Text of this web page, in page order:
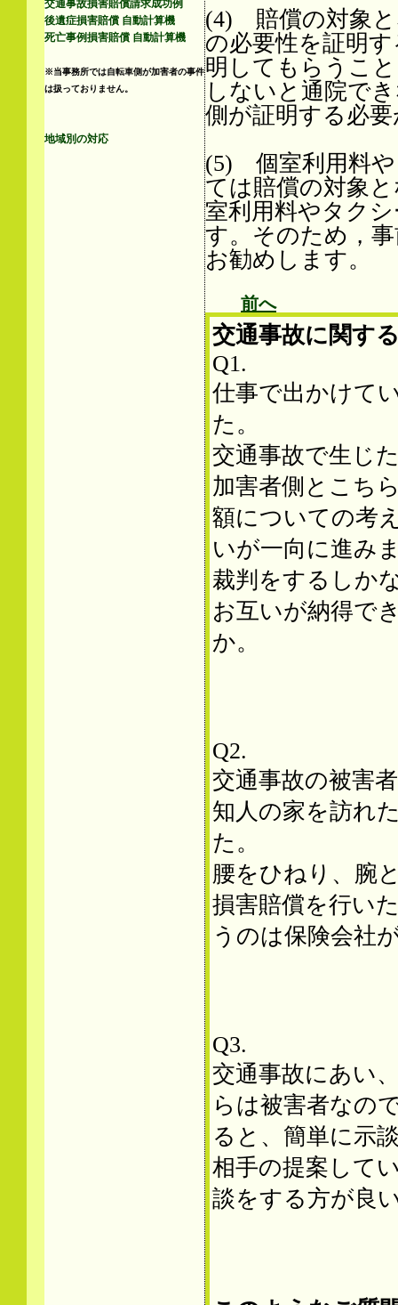
交通事故損害賠償請求成功例
後遺症損害賠償 自動計算機
死亡事例損害賠償 自動計算機
※当事務所では自転車側が加害者の事件
は扱っておりません。
地域別の対応
(4) 賠償の対象と
の必要性を証明
明してもらうこ
しないと通院で
側が証明する必
(5) 個室利用料や
ては賠償の対象
室利用料やタク
す。そのため，
お勧めします。
前へ
交通事故に関す
Q1.
仕事で出かけて
た。
交通事故で生じ
加害者側とこち
額についての考
いが一向に進み
裁判をするしか
お互いが納得で
か。
Q2.
交通事故の被害
知人の家を訪れ
た。
腰をひねり、腕
損害賠償を行い
うのは保険会社
Q3.
交通事故にあい
らは被害者なの
ると、簡単に示
相手の提案して
談をする方が良